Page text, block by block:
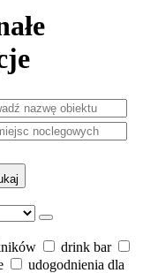
drink bar
udogodnienia dla